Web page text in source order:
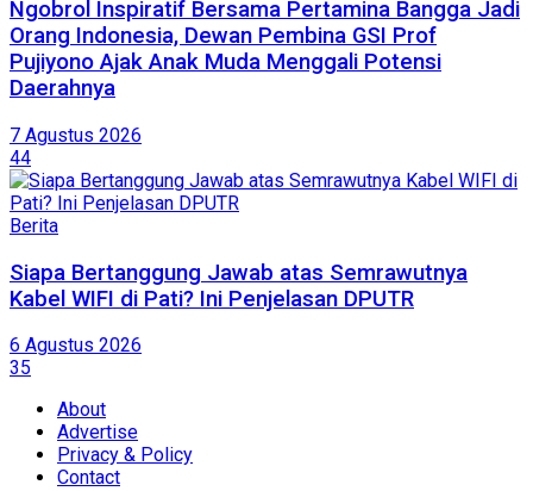
Ngobrol Inspiratif Bersama Pertamina Bangga Jadi
Orang Indonesia, Dewan Pembina GSI Prof
Pujiyono Ajak Anak Muda Menggali Potensi
Daerahnya
7 Agustus 2026
44
Berita
Siapa Bertanggung Jawab atas Semrawutnya
Kabel WIFI di Pati? Ini Penjelasan DPUTR
6 Agustus 2026
35
About
Advertise
Privacy & Policy
Contact